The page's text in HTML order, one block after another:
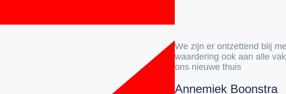
We zijn er ontzettend blij
waardering ook aan alle
ons nieuwe thuis
Annemiek Boonstra